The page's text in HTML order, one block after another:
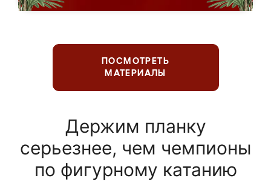
ПОСМОТРЕТЬ
МАТЕРИАЛЫ
Держим планку
серьезнее, чем чемпионы
по фигурному катанию